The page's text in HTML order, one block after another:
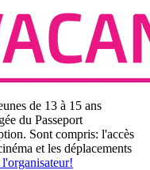
de 13 à 15 ans
du Passeport
Sont compris: l'accès
et les déplacements
l'organisateur!